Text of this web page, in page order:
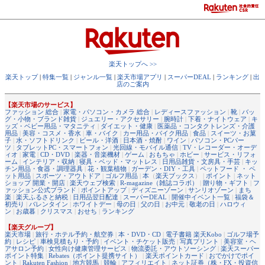
楽天トップへ >>
楽天トップ| 特集一覧 | ジャンル一覧 | 楽天市場アプリ | スーパーDEAL | ランキング | 出
店のご案内
【楽天市場のサービス】
ファッション 総合 | 家電・パソコン・カメラ 総合 | レディースファッション | 靴 | バッ
グ・小物・ブランド雑貨 | ジュエリー・アクセサリー | 腕時計 | 下着・ナイトウェア | キ
ッズ・ベビー用品・マタニティ | ダイエット・健康 | 医薬品・コンタクトレンズ・介護
用品 | 美容・コスメ・香水 | 車・バイク | カー用品・バイク用品 | 食品 | スイーツ・お菓
子 | 水・ソフトドリンク | ビール・洋酒 | 日本酒・焼酎 | ワイン | パソコン・PCパー
ツ | タブレットPC・スマートフォン | 光回線・モバイル通信 | TV・レコーダー・オーデ
ィオ | 家電 | CD・DVD | 楽器・音楽機材 | ゲーム | おもちゃ | ホビー | サービス・リフォ
ーム | インテリア・収納 | 寝具・ベッド・マットレス | 日用品雑貨・文房具・手芸 | キッ
チン用品・食器・調理器具 | 花・観葉植物 | ガーデン・DIY・工具 | ペットフード ・ ペ
ット用品 | スポーツ・アウトドア | ゴルフ用品 | 本 （楽天ブックス ） | ポイント | ネット
ショップ 開業・開店 | 楽天ウェブ検索 | R-magazine（雑誌コラボ） | 贈り物・ギフト | フ
ァッション公式ブランド | ポイントアップ| ディズニーゾーン | サンリオゾーン | まち
楽 | 楽天ふるさと納税 | 日用品翌日配達 | スーパーDEAL | 開催中イベント一覧 | 福袋＆
初売り | バレンタイン | ホワイトデー | 母の日 | 父の日 | お中元 | 敬老の日 | ハロウィ
ン | お歳暮 | クリスマス | おせち | ランキング
【楽天グループ】
楽天市場 | 旅行・ホテル予約・航空券 | 本・DVD・CD | 電子書籍 楽天Kobo | ゴルフ場予
約 | レシピ | 車検見積もり・予約 | イベント・チケット販売 | 写真プリント | 美容室・ヘ
アサロン予約 | 女性向け健康管理サービス | 物流委託・アウトソーシング | 楽天スーパー
ポイント特集 | Rebates（ポイント提携サイト） | 楽天ポイントカード | おでかけでポイ
ント | Rakuten Fashion | 地方競馬 | 競輪 | アフィリエイト | ネット証券（株・FX・投資信